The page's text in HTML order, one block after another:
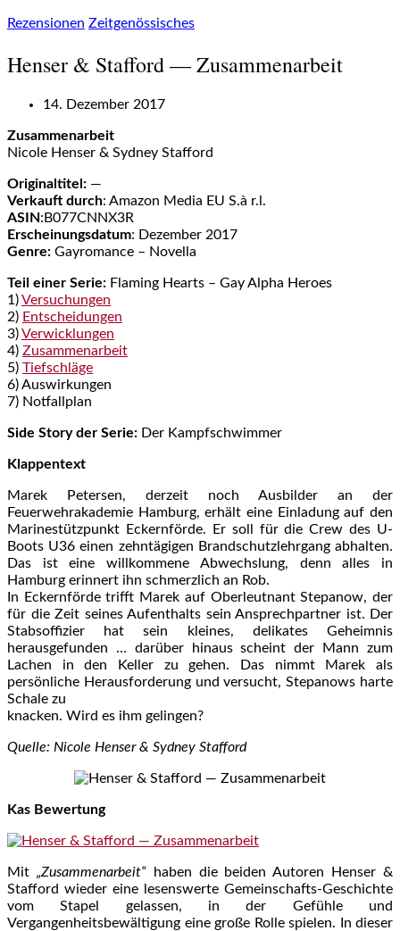
Rezensionen Zeitgenössisches
Henser & Stafford — Zusammenarbeit
14. Dezember 2017
Zusammenarbeit
Nicole Henser & Sydney Stafford
Originaltitel: —
Verkauft durch: Amazon Media EU S.à r.l.
ASIN:B077CNNX3R
Erscheinungsdatum: Dezember 2017
Genre: Gayromance – Novella
Teil einer Serie: Flaming Hearts – Gay Alpha Heroes
1)Versuchungen
2) Entscheidungen
3)Verwicklungen
4) Zusammenarbeit
5) Tiefschläge
6) Auswirkungen
7) Notfallplan
Side Story der Serie: Der Kampfschwimmer
Klappentext
Marek Petersen, derzeit noch Ausbilder an der
Feuerwehrakademie Hamburg, erhält eine Einladung auf den
Marinestützpunkt Eckernförde. Er soll für die Crew des U-
Boots U36 einen zehntägigen Brandschutzlehrgang abhalten.
Das ist eine willkommene Abwechslung, denn alles in
Hamburg erinnert ihn schmerzlich an Rob.
In Eckernförde trifft Marek auf Oberleutnant Stepanow, der
für die Zeit seines Aufenthalts sein Ansprechpartner ist. Der
Stabsoffizier hat sein kleines, delikates Geheimnis
herausgefunden … darüber hinaus scheint der Mann zum
Lachen in den Keller zu gehen. Das nimmt Marek als
persönliche Herausforderung und versucht, Stepanows harte
Schale zu
knacken. Wird es ihm gelingen?
Quelle: Nicole Henser & Sydney Stafford
Kas Bewertung
Mit „Zusammenarbeit“ haben die beiden Autoren Henser &
Stafford wieder eine lesenswerte Gemeinschafts-Geschichte
vom Stapel gelassen, in der Gefühle und
Vergangenheitsbewältigung eine große Rolle spielen. In dieser